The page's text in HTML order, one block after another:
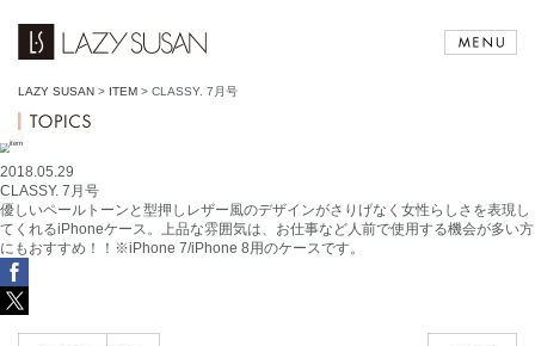
LAZY SUSAN > ITEM > CLASSY. 7月号
2018.05.29
CLASSY. 7月号
優しいペールトーンと型押しレザー風のデザインがさりげなく女性らしさを表現し
てくれるiPhoneケース。上品な雰囲気は、お仕事など人前で使用する機会が多い方
にもおすすめ！！※iPhone 7/iPhone 8用のケースです。